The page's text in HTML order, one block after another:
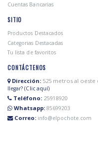
Cuentas Bancarias
SITIO
Productos Destacados
Categorias Destacadas
Tu lista de favoritos
CONTÁCTENOS
Dirección: 525 metros al oeste
llegar? (Clic aquí)
Teléfono: 25918920
Whatsapp: 85699203
Correo: info@elpochote.com